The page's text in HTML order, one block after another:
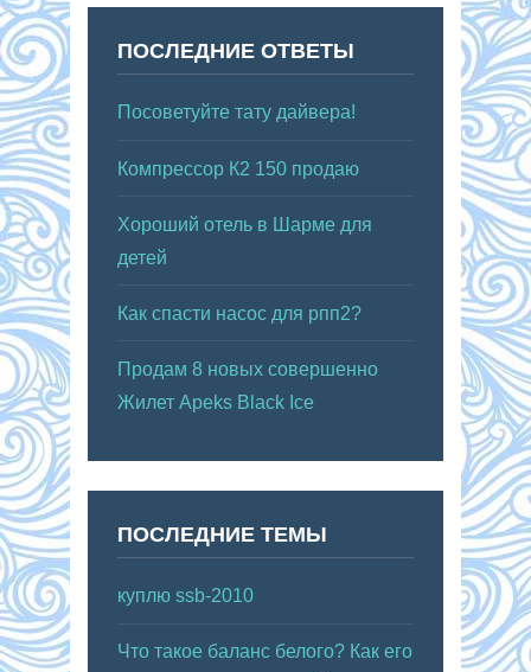
ПОСЛЕДНИЕ ОТВЕТЫ
Посоветуйте тату дайвера!
Компрессор К2 150 продаю
Хороший отель в Шарме для
детей
Как спасти насос для рпп2?
Продам 8 новых совершенно
Жилет Apeks Black Ice
ПОСЛЕДНИЕ ТЕМЫ
куплю ssb-2010
Что такое баланс белого? Как его